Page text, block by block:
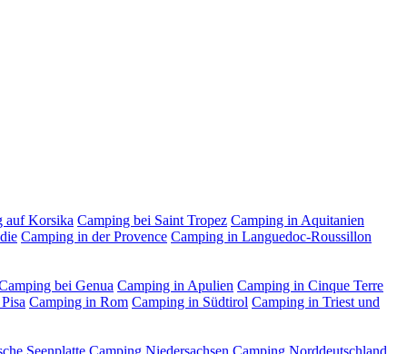
auf Korsika Camping bei Saint Tropez Camping in Aquitanien
Camping in der Provence Camping in Languedoc-Roussillon
bei Genua Camping in Apulien Camping in Cinque Terre
Camping in Rom Camping in Südtirol Camping in Triest und
Seenplatte Camping Niedersachsen Camping Norddeutschland